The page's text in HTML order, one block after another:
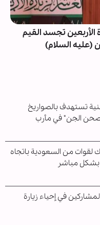
الأربعين تجسد القيم
(عليه السلام)
تستهدف بالصواريخ
الجن" في مأرب
من السعودية باتجاه
بشكل مباشر
في إحياء زيارة